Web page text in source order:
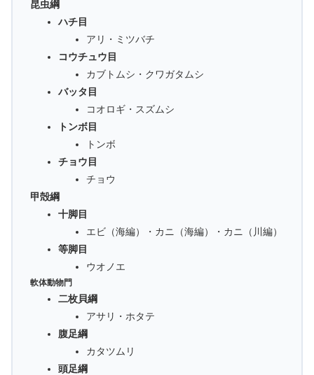
昆虫綱
ハチ目
アリ・ミツバチ
コウチュウ目
カブトムシ・クワガタムシ
バッタ目
コオロギ・スズムシ
トンボ目
トンボ
チョウ目
チョウ
甲殻綱
十脚目
エビ（海編）・カニ（海編）・カニ（川編）
等脚目
ウオノエ
軟体動物門
二枚貝綱
アサリ・ホタテ
腹足綱
カタツムリ
頭足綱